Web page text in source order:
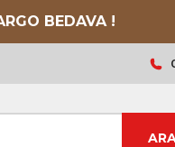
BEDAVA !